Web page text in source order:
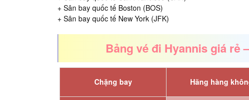
+ Sân bay quốc tế Boston (BOS)
+ Sân bay quốc tế New York (JFK)
Bảng vé đi Hyannis giá rẻ
Chặng bay Hãng hàng